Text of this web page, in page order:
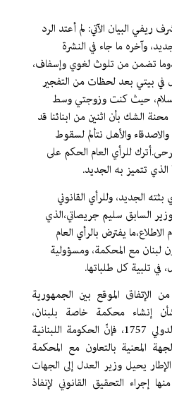
ريفي البيان الآتي: لم أعتد الرد
وآخره ما جاء في النشرة
المسائية بتاريخ 9 -5 -2014 ،وما تضمن من تلوث لغوي وإسفاف،
بيتي بعد لحظات من التفجير
حيث كنت وزوجتي وسط
محنة الشك بأن اثنين من ابنائنا قد
والاصدقاء والأهل نتألم لسقوط
للرأي العام الحكم على
الذي تتميز به الجديد.
الجديد، وللرأي القانوني
السابق سليم جريصاتي،الذي
يفترض بالرأي العام
لبنان مع المحكمة، ومسؤولية
في تلبية كل طلباتها.
أضاف:عملاً بنص المادة 15 من الإتفاق الموقع بين الجمهورية
إنشاء محكمة خاصة بلبنان،
والمعمول به بموجب القرار الدولي 1757، فإنّ الحكومة اللبنانية
المعنية بالتعاون مع المحكمة
يحيل وزير العدل إلى الجهات
إجراء التحقيق القانوني لإنفاذ